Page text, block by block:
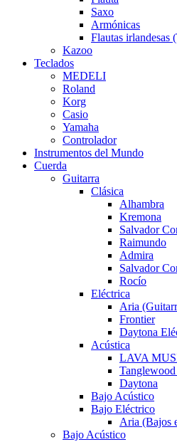
Saxo
Armónicas
Flautas irlandesas
Kazoo
Teclados
MEDELI
Roland
Korg
Casio
Yamaha
Controlador
Instrumentos del Mundo
Cuerda
Guitarra
Clásica
Alhambra
Kremona
Salvador
Raimundo
Admira
Salvador
Rocío
Eléctrica
Aria
Frontier
Daytona
Acústica
LAVA
Daytona
Bajo Acústico
Bajo Eléctrico
Aria (Bajos
Bajo Acústico